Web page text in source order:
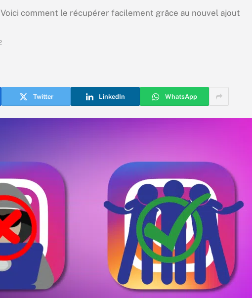
comment le récupérer facilement grâce au nouvel ajout
Twitter LinkedIn WhatsApp